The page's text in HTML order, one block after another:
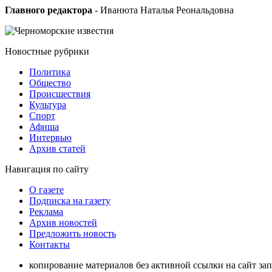
Главного редактора - Иванюта Наталья Реональдовна
Новостные рубрики
Политика
Общество
Проиcшествия
Культура
Спорт
Афиша
Интервью
Архив статей
Навигация по сайту
О газете
Подписка на газету
Реклама
Архив новостей
Предложить новость
Контакты
копирование материалов без активной ссылки на сайт